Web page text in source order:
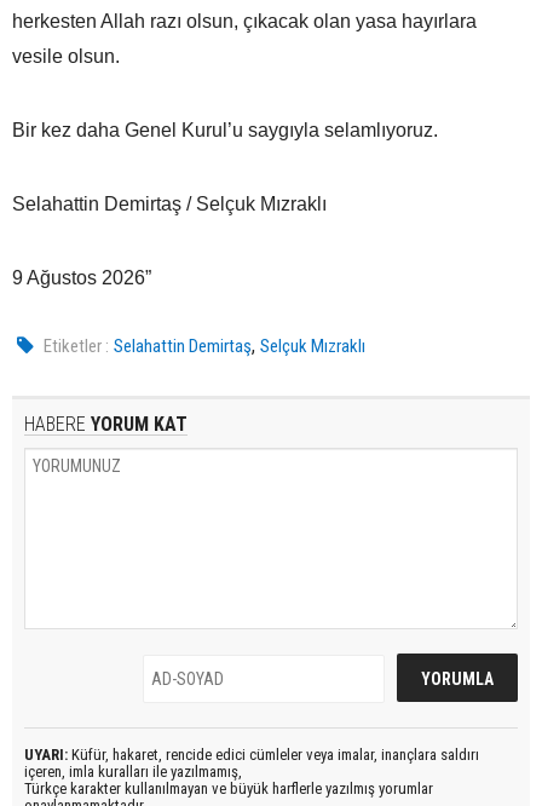
herkesten Allah razı olsun, çıkacak olan yasa hayırlara
vesile olsun.
Bir kez daha Genel Kurul’u saygıyla selamlıyoruz.
Selahattin Demirtaş / Selçuk Mızraklı
9 Ağustos 2026”
Etiketler : Selahattin Demirtaş,Selçuk Mızraklı
HABERE YORUM KAT
UYARI: Küfür, hakaret, rencide edici cümleler veya imalar, inançlara saldırı
içeren, imla kuralları ile yazılmamış,
Türkçe karakter kullanılmayan ve büyük harflerle yazılmış yorumlar